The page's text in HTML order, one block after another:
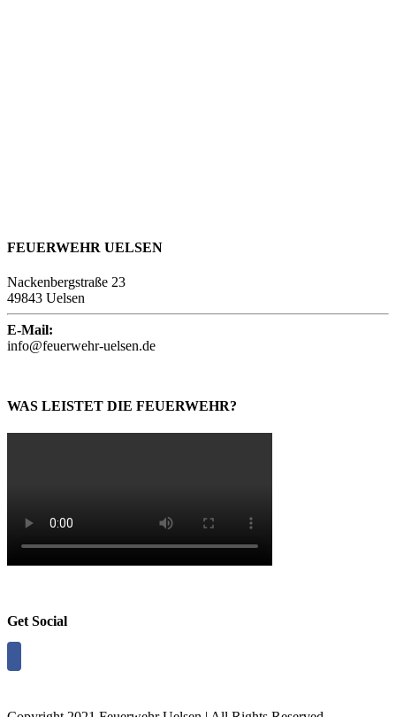
FEUERWEHR UELSEN
Nackenbergstraße 23
49843 Uelsen
E-Mail:
info@feuerwehr-uelsen.de
WAS LEISTET DIE FEUERWEHR?
Get Social